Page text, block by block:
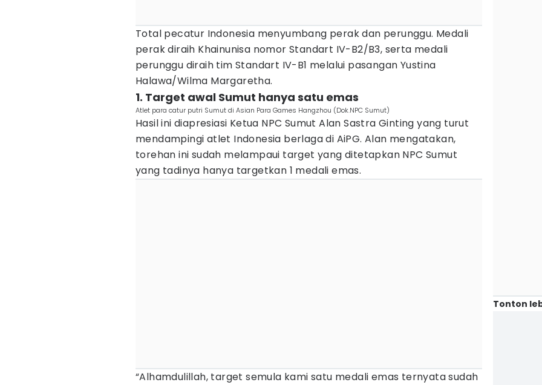
Total pecatur Indonesia menyumbang perak dan perunggu. Medali
perak diraih Khainunisa nomor Standart IV-B2/B3, serta medali
perunggu diraih tim Standart IV-B1 melalui pasangan Yustina
Halawa/Wilma Margaretha.
1. Target awal Sumut hanya satu emas
Atlet para catur putri Sumut di Asian Para Games Hangzhou (Dok.NPC Sumut)
Hasil ini diapresiasi Ketua NPC Sumut Alan Sastra Ginting yang turut
mendampingi atlet Indonesia berlaga di AiPG. Alan mengatakan,
torehan ini sudah melampaui target yang ditetapkan NPC Sumut
yang tadinya hanya targetkan 1 medali emas.
“Alhamdulillah, target semula kami satu medali emas ternyata sudah
Tonton